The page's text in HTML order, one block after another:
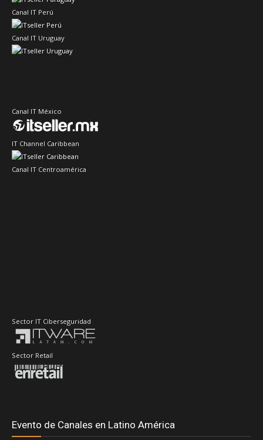
Canal IT Perú
Canal IT Uruguay
Canal IT México
IT Channel Caribbean
Canal IT Centroamérica
Sector IT Ciberseguridad
Sector Retail
Evento de Canales en Latino América